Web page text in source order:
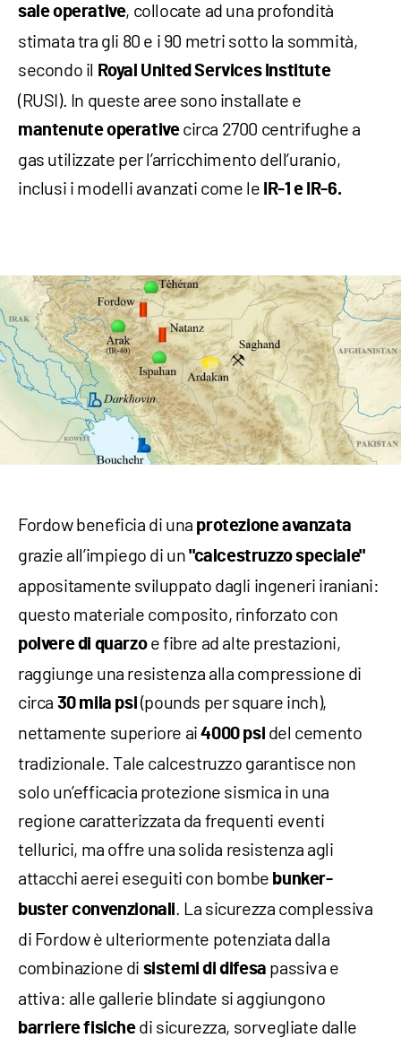
sale operative, collocate ad una profondità
stimata tra gli 80 e i 90 metri sotto la sommità,
secondo il Royal United Services Institute
(RUSI). In queste aree sono installate e
mantenute operativecirca 2700 centrifughe a
gas utilizzate per l’arricchimento dell’uranio,
inclusi i modelli avanzati come le
IR-1 e IR-6.
Fordow beneficia di una protezione avanzata
grazie all’impiego di un"calcestruzzo speciale"
appositamente sviluppato dagli ingeneri iraniani:
questo materiale composito, rinforzato con
polvere di quarzoe fibre ad alte prestazioni,
raggiunge una resistenza alla compressione di
circa 30 mila psi (pounds per square inch),
nettamente superiore ai4000 psi del cemento
tradizionale. Tale calcestruzzo garantisce non
solo un’efficacia protezione sismica in una
regione caratterizzata da frequenti eventi
tellurici, ma offre una solida resistenza agli
attacchi aerei eseguiti con bombe bunker-
buster convenzionali . La sicurezza complessiva
di Fordow è ulteriormente potenziata dalla
combinazione di sistemi di difesa passiva e
attiva: alle gallerie blindate si aggiungono
barriere fisichedi sicurezza, sorvegliate dalle